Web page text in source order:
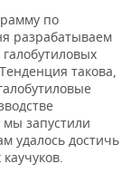
по
разрабатываем
такова,
запустили
удалось достичь